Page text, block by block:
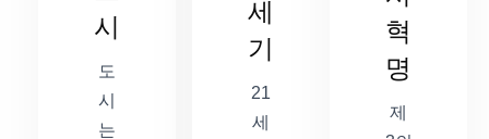
시
도
시
는
세
기
21
세
혁
명
제